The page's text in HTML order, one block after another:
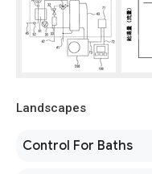
Landscapes
Control For Baths